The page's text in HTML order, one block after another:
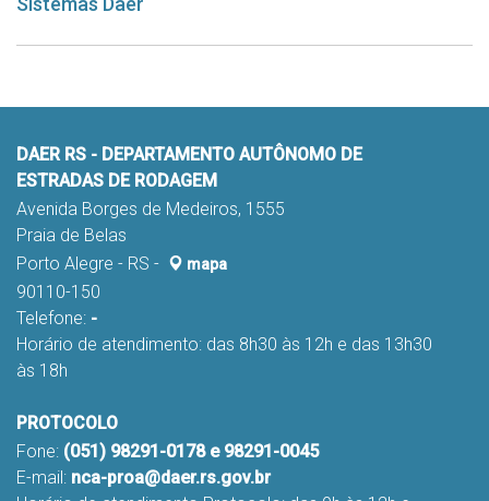
DAER RS - DEPARTAMENTO AUTÔNOMO DE
ESTRADAS DE RODAGEM
Avenida Borges de Medeiros, 1555
Praia de Belas
Porto Alegre - RS -
mapa
90110-150
Telefone: -
Horário de atendimento: das 8h30 às 12h e das 13h30
às 18h
PROTOCOLO
Fone: (051) 98291-0178 e 98291-0045
E-mail: nca-proa@daer.rs.gov.br